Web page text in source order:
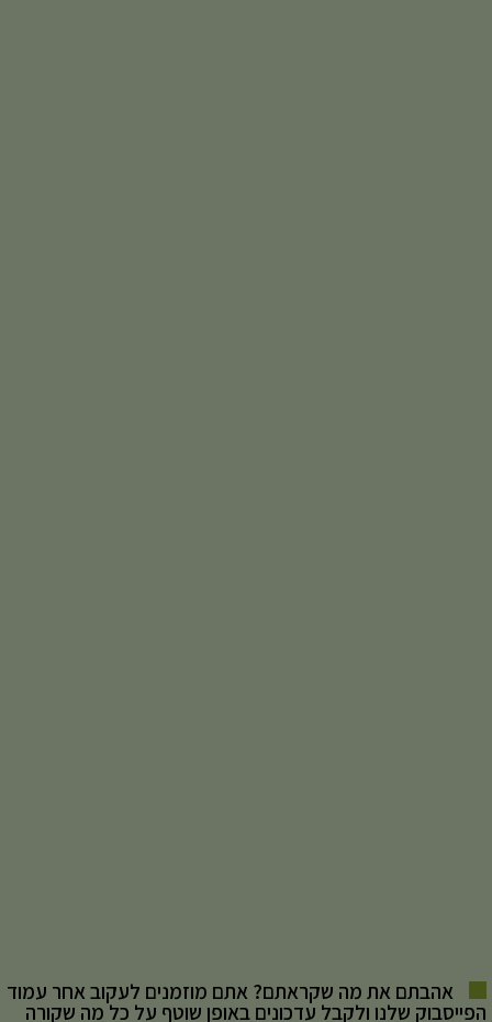
אהבתם את מה שקראתם? אתם מוזמנים לעקוב אחר עמוד
הפייסבוק שלנו ולקבל עדכונים באופן שוטף על כל מה שקורה